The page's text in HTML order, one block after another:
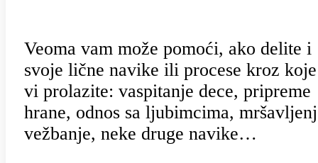
Veoma vam može pomoći, ako delite i
svoje lične navike ili procese kroz koje
vi prolazite: vaspitanje dece, pripreme
hrane, odnos sa ljubimcima,
vežbanje, neke druge navike…